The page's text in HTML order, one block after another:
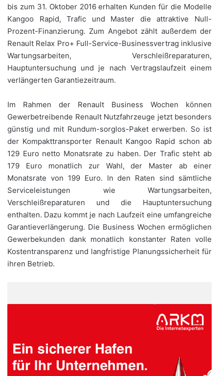
bis zum 31. Oktober 2016 erhalten Kunden für die Modelle
Kangoo Rapid, Trafic und Master die attraktive Null-
Prozent-Finanzierung. Zum Angebot zählt außerdem der
Renault Relax Pro+ Full-Service-Businessvertrag inklusive
Wartungsarbeiten, Verschleißreparaturen,
Hauptuntersuchung und je nach Vertragslaufzeit einem
verlängerten Garantiezeitraum.
Im Rahmen der Renault Business Wochen können
Gewerbetreibende Renault Nutzfahrzeuge jetzt besonders
günstig und mit Rundum-sorglos-Paket erwerben. So ist
der Kompakttransporter Renault Kangoo Rapid schon ab
129 Euro netto Monatsrate zu haben. Der Trafic steht ab
179 Euro monatlich zur Wahl, der Master ab einer
Monatsrate von 199 Euro. In den Raten sind sämtliche
Serviceleistungen wie Wartungsarbeiten,
Verschleißreparaturen und die Hauptuntersuchung
enthalten. Dazu kommt je nach Laufzeit eine umfangreiche
Garantieverlängerung. Die Business Wochen ermöglichen
Gewerbekunden dank monatlich konstanter Raten volle
Kostentransparenz und langfristige Planungssicherheit für
ihren Betrieb.